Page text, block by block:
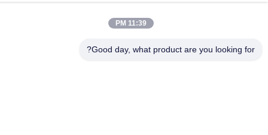
11:39 PM
Good day, what product are you looking for?